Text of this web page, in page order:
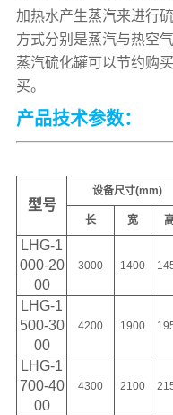
加热水产生蒸汽来进行
方式分别是蒸汽与热空
蒸汽硫化罐可以节约购
买。
产品技术参数：
型号
设备尺寸(mm)
长
宽
LHG-1
000-20
00
3000 1400
LHG-1
500-30
00
4200 1900
LHG-1
700-40
00
4300 2100